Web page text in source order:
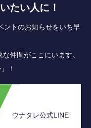
たい人に！
ントのお知らせをいち早
仲間がここにいます。
！
ウナタレ公式LINE